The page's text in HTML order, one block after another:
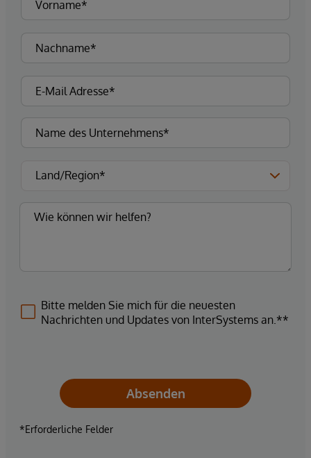
Bitte melden Sie mich für die neuesten
Nachrichten und Updates von InterSystems an.**
Absenden
*Erforderliche Felder